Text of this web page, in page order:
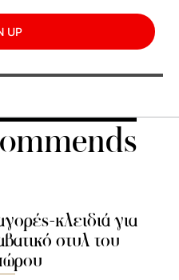
UP
κλειδιά για
στυλ του